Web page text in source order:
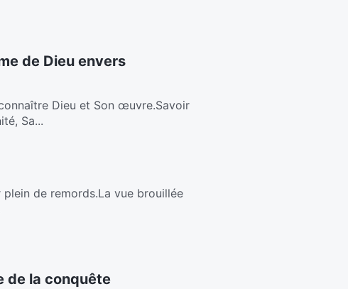
de Dieu envers
Dieu et Son œuvre.Savoir
Sa...
de remords.La vue brouillée
de la conquête